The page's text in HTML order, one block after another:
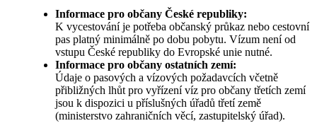
Informace pro občany České republiky:
K vycestování je potřeba občanský průkaz nebo cestovní
pas platný minimálně po dobu pobytu. Vízum není od
vstupu České republiky do Evropské unie nutné.
Informace pro občany ostatních zemí:
Údaje o pasových a vízových požadavcích včetně
přibližných lhůt pro vyřízení víz pro občany třetích zemí
jsou k dispozici u příslušných úřadů třetí země
(ministerstvo zahraničních věcí, zastupitelský úřad).